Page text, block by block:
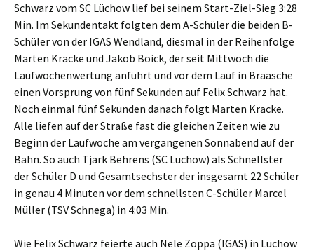
Schwarz vom SC Lüchow lief bei seinem Start-Ziel-Sieg 3:28
Min. Im Sekundentakt folgten dem A-Schüler die beiden B-
Schüler von der IGAS Wendland, diesmal in der Reihenfolge
Marten Kracke und Jakob Boick, der seit Mittwoch die
Laufwochenwertung anführt und vor dem Lauf in Braasche
einen Vorsprung von fünf Sekunden auf Felix Schwarz hat.
Noch einmal fünf Sekunden danach folgt Marten Kracke.
Alle liefen auf der Straße fast die gleichen Zeiten wie zu
Beginn der Laufwoche am vergangenen Sonnabend auf der
Bahn. So auch Tjark Behrens (SC Lüchow) als Schnellster
der Schüler D und Gesamtsechster der insgesamt 22 Schüler
in genau 4 Minuten vor dem schnellsten C-Schüler Marcel
Müller (TSV Schnega) in 4:03 Min.
Wie Felix Schwarz feierte auch Nele Zoppa (IGAS) in Lüchow